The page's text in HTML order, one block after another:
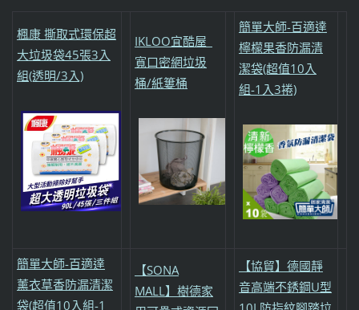
楓康 撕取式環保超
大垃圾袋45張3入
組(透明/3入)
IKLOO宜酷屋_
寬口密網垃圾
桶/紙簍桶
簡單大師-百適達
檸檬果香防漏清
潔袋(超值10入
組-1入3捲)
簡單大師-百適達
薰衣草香防漏清潔
袋(超值10入組-1
【SONA
MALL】樹德家
【協貿】德國靜
音高端不銹鋼U型